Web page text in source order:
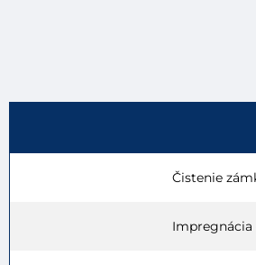
Čistenie
Impregnácia